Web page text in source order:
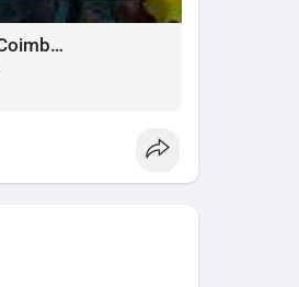
Choose the Best Montessori Teacher Training Institute in Coimbatore for a Rewarding Career